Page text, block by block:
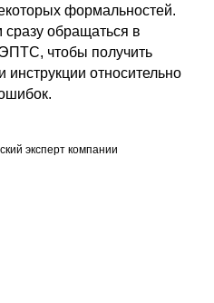
формальностей.
обращаться в
чтобы получить
относительно
эксперт компании